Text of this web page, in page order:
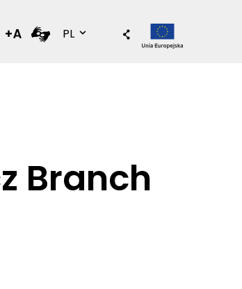
PLWersja polska
Branch